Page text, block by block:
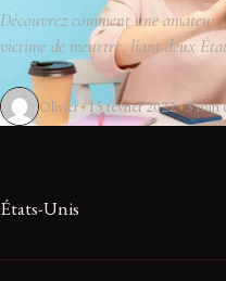
Découvrez comment une
victime de meurtre, liant deux
Olivier 15 février 2022 3 min
États-Unis